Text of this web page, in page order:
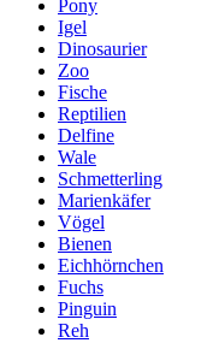
Pony
Igel
Dinosaurier
Zoo
Fische
Reptilien
Delfine
Wale
Schmetterling
Marienkäfer
Vögel
Bienen
Eichhörnchen
Fuchs
Pinguin
Reh